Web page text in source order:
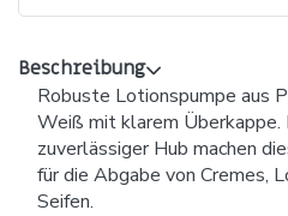
Beschreibung
Robuste Lotionspumpe aus
Weiß mit klarem Überkappe.
zuverlässiger Hub machen
für die Abgabe von Cremes,
Seifen.